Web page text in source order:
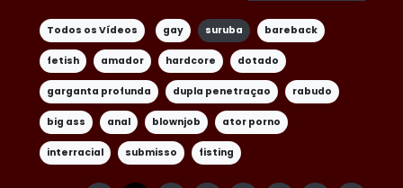
Todos os Vídeos gay suruba bareback
fetish amador hardcore dotado
garganta profunda dupla penetraçao rabudo
big ass anal blownjob ator porno
interracial submisso fisting